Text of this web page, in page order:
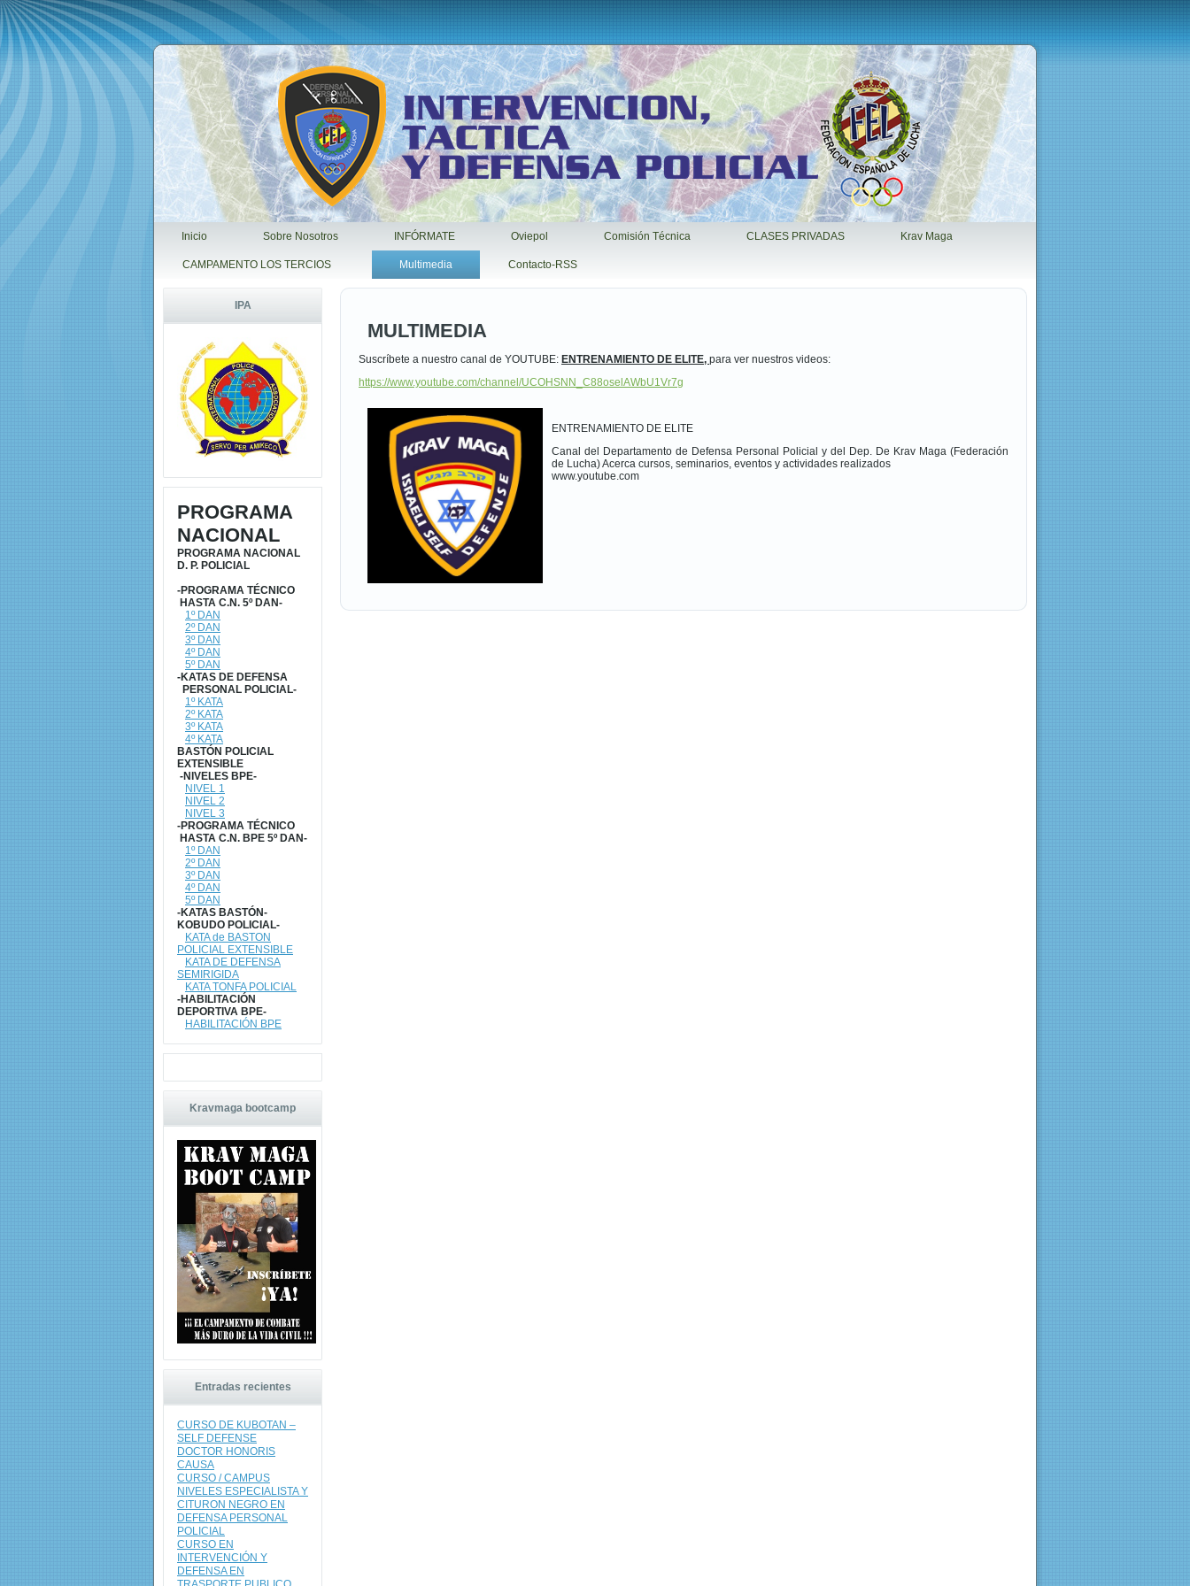
Inicio Sobre Nosotros INFÓRMATE Oviepol Comisión Técnica CLASES PRIVADAS Krav Maga
CAMPAMENTO LOS TERCIOS Multimedia Contacto-RSS
IPA
PROGRAMA
NACIONAL
PROGRAMA NACIONAL
D. P. POLICIAL
-PROGRAMA TÉCNICO
HASTA C.N. 5º DAN-
1º DAN
2º DAN
3º DAN
4º DAN
5º DAN
-KATAS DE DEFENSA
PERSONAL POLICIAL-
1º KATA
2º KATA
3º KATA
4º KATA
BASTÓN POLICIAL
EXTENSIBLE
-NIVELES BPE-
NIVEL 1
NIVEL 2
NIVEL 3
-PROGRAMA TÉCNICO
HASTA C.N. BPE 5º DAN-
1º DAN
2º DAN
3º DAN
4º DAN
5º DAN
-KATAS BASTÓN-
KOBUDO POLICIAL-
KATA de BASTON
POLICIAL EXTENSIBLE
KATA DE DEFENSA
SEMIRIGIDA
KATA TONFA POLICIAL
-HABILITACIÓN
DEPORTIVA BPE-
HABILITACIÓN BPE
Kravmaga bootcamp
Entradas recientes
CURSO DE KUBOTAN –
SELF DEFENSE
DOCTOR HONORIS
CAUSA
CURSO / CAMPUS
NIVELES ESPECIALISTA Y
CITURON NEGRO EN
DEFENSA PERSONAL
POLICIAL
CURSO EN
INTERVENCIÓN Y
DEFENSA EN
MULTIMEDIA
Suscríbete a nuestro canal de YOUTUBE: ENTRENAMIENTO DE ELITE, para ver nuestros videos:
https://www.youtube.com/channel/UCOHSNN_C88oselAWbU1Vr7g
ENTRENAMIENTO DE ELITE
Canal del Departamento de Defensa Personal Policial y del Dep. De Krav Maga (Federación
de Lucha) Acerca cursos, seminarios, eventos y actividades realizados
www.youtube.com